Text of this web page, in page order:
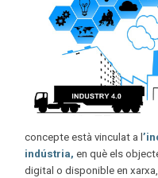
concepte està vinculat a l
indústria, en què els
digital o disponible en